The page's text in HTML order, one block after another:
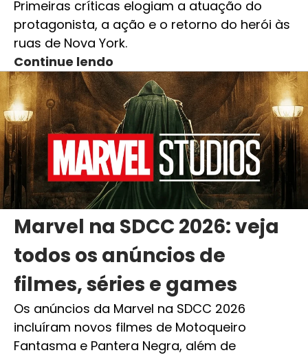
Primeiras críticas elogiam a atuação do
protagonista, a ação e o retorno do herói às
ruas de Nova York.
Continue lendo
Marvel na SDCC 2026: veja
todos os anúncios de
filmes, séries e games
Os anúncios da Marvel na SDCC 2026
incluíram novos filmes de Motoqueiro
Fantasma e Pantera Negra, além de